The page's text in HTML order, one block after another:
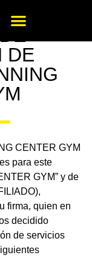
DE
CENTER GYM
para este
GYM” y de
firma, quien en
decidido
de servicios